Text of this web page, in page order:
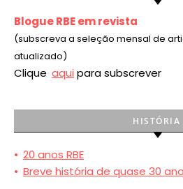
Blogue RBE em revista
(subscreva a seleção mensal de
atualizado)
Clique aqui para subscrever
HISTÓRIA
• 20 anos RBE
• Breve história de quase 30